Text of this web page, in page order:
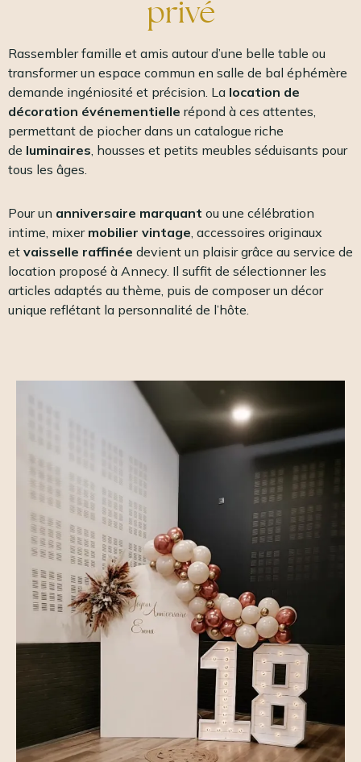
privé
Rassembler famille et amis autour d’une belle table ou
transformer un espace commun en salle de bal éphémère
demande ingéniosité et précision. La location de
décoration événementielle répond à ces attentes,
permettant de piocher dans un catalogue riche
de luminaires , housses et petits meubles séduisants pour
tous les âges.
Pour un anniversaire marquant ou une célébration
intime, mixer mobilier vintage , accessoires originaux
et vaisselle raffinée devient un plaisir grâce au service de
location proposé à Annecy. Il suffit de sélectionner les
articles adaptés au thème, puis de composer un décor
unique reflétant la personnalité de l’hôte.